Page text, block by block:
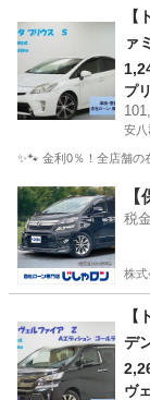
ァ
プ
安八
✨🐾 金利0％！全店舗
岐阜 安八郡
税
株
デ
感
ヴ